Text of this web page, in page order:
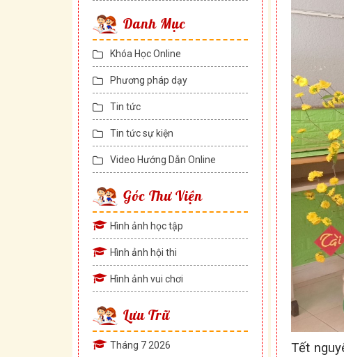
Danh Mục
Khóa Học Online
Phương pháp dạy
Tin tức
Tin tức sự kiện
Video Hướng Dẫn Online
Góc Thư Viện
Hình ảnh học tập
Hình ảnh hội thi
Hình ảnh vui chơi
Lưu Trữ
Tháng 7 2026
Tết